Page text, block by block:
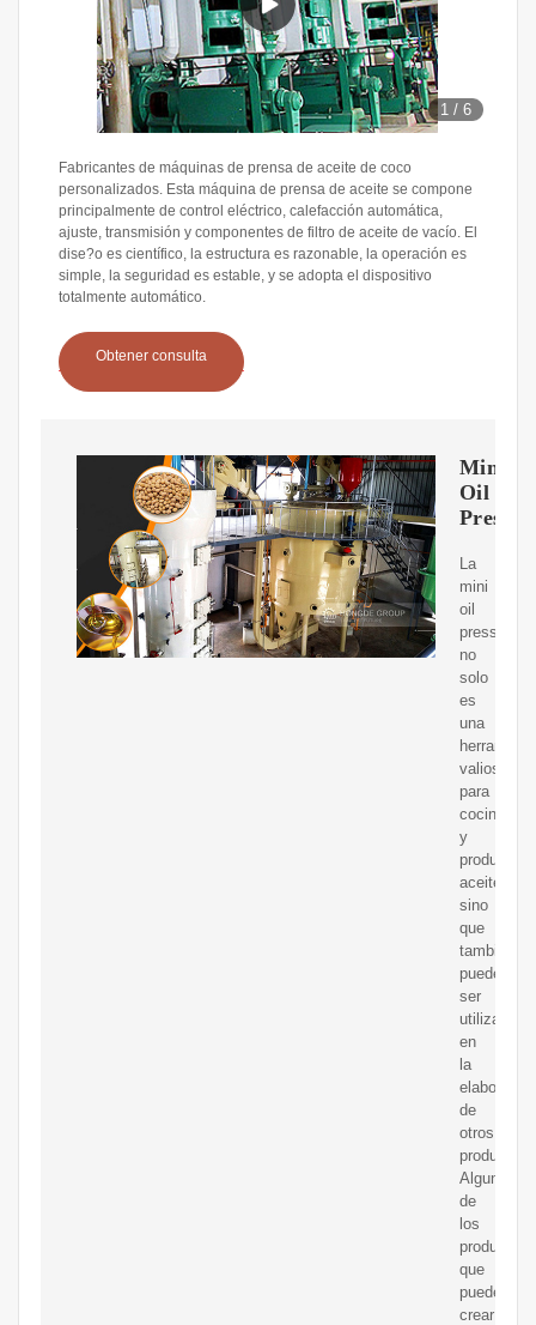
1 /6
Fabricantes de máquinas de prensa de aceite de coco
personalizados. Esta máquina de prensa de aceite se compone
principalmente de control eléctrico, calefacción automática,
ajuste, transmisión y componentes de filtro de aceite de vacío. El
dise?o es científico, la estructura es razonable, la operación es
simple, la seguridad es estable, y se adopta el dispositivo
totalmente automático.
Obtener consulta
Mini
Oil
Press
La
mini
oil
press
no
solo
es
una
valiosa
para
cocinar
y
producir
aceites,
sino
que
también
puede
ser
utilizada
en
la
de
otros
productos.
Algunos
de
los
productos
que
puedes
crear